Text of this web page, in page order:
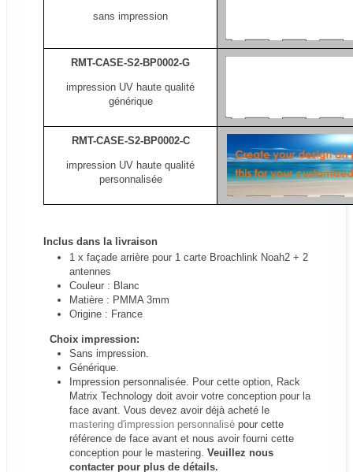
sans impression
RMT-CASE-S2-BP0002-G
impression UV haute qualité
générique
RMT-CASE-S2-BP0002-C
impression UV haute qualité
personnalisée
Inclus dans la livraison
1 x façade arrière pour 1 carte Broachlink Noah2 + 2
antennes
Couleur : Blanc
Matière : PMMA 3mm
Origine : France
Choix impression:
Sans impression.
Générique.
Impression personnalisée. Pour cette option, Rack
Matrix Technology doit avoir votre conception pour la
face avant. Vous devez avoir déjà acheté le
mastering d'impression personnalisé pour cette
référence de face avant et nous avoir fourni cette
conception pour le mastering. Veuillez nous
contacter pour plus de détails.